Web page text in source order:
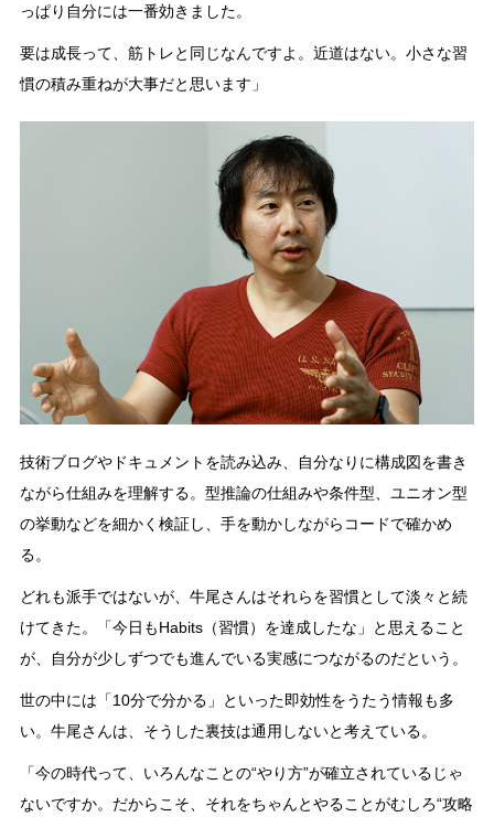
っぱり自分には一番効きました。
要は成長って、筋トレと同じなんですよ。近道はない。小さな習
慣の積み重ねが大事だと思います」
技術ブログやドキュメントを読み込み、自分なりに構成図を書き
ながら仕組みを理解する。型推論の仕組みや条件型、ユニオン型
の挙動などを細かく検証し、手を動かしながらコードで確かめ
る。
どれも派手ではないが、牛尾さんはそれらを習慣として淡々と続
けてきた。「今日もHabits（習慣）を達成したな」と思えること
が、自分が少しずつでも進んでいる実感につながるのだという。
世の中には「10分で分かる」といった即効性をうたう情報も多
い。牛尾さんは、そうした裏技は通用しないと考えている。
「今の時代って、いろんなことの“やり方”が確立されているじゃ
ないですか。だからこそ、それをちゃんとやることがむしろ“攻略